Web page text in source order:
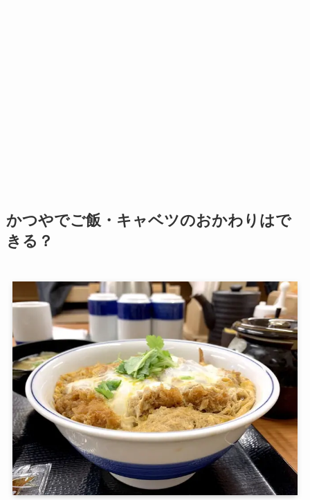
かつやでご飯・キャベツのおかわりはで
きる？